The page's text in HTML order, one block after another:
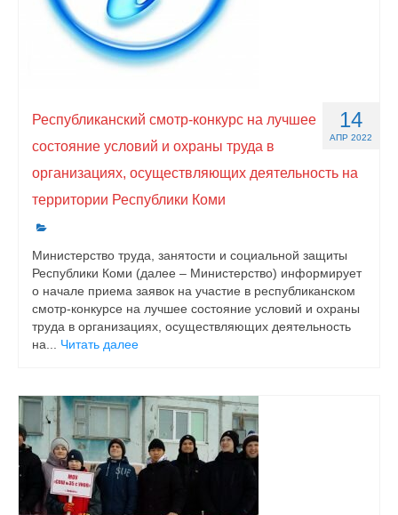
14
АПР 2022
Республиканский смотр-конкурс на лучшее
состояние условий и охраны труда в
организациях, осуществляющих деятельность на
территории Республики Коми
Министерство труда, занятости и социальной защиты
Республики Коми (далее – Министерство) информирует
о начале приема заявок на участие в республиканском
смотр-конкурсе на лучшее состояние условий и охраны
труда в организациях, осуществляющих деятельность
на... Читать далее